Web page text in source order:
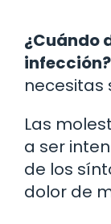
¿Cuándo
infección?
necesitas
Las
a ser
de los
dolor de